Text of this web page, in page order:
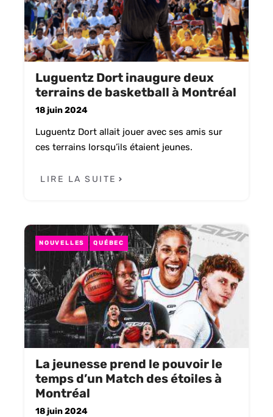
Luguentz Dort inaugure deux
terrains de basketball à Montréal
18 juin 2024
Luguentz Dort allait jouer avec ses amis sur
ces terrains lorsqu’ils étaient jeunes.
LIRE LA SUITE
NOUVELLES QUÉBEC
La jeunesse prend le pouvoir le
temps d’un Match des étoiles à
Montréal
18 juin 2024